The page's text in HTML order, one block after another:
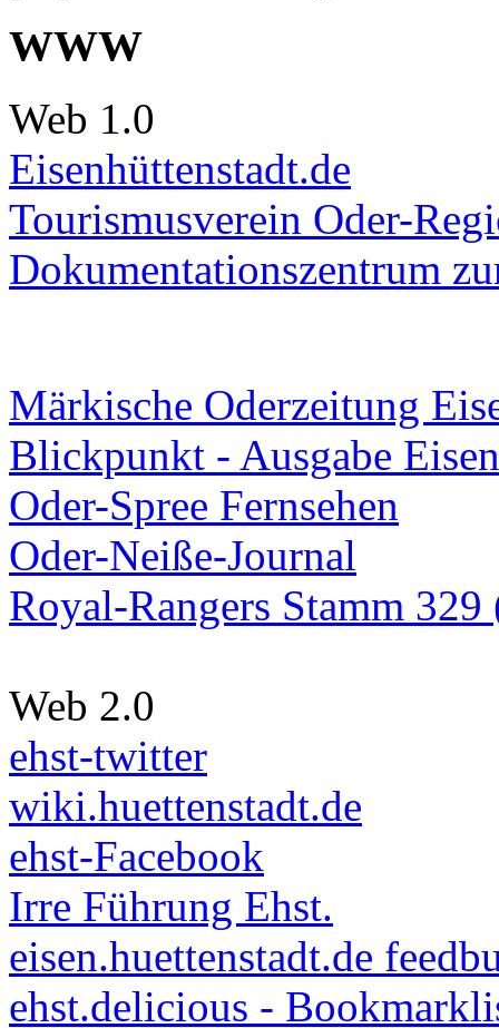
WWW
Web 1.0
Eisenhüttenstadt.de
Tourismusverein Oder-
Dokumentationszentrum
Märkische Oderzeitung
Blickpunkt - Ausgabe
Oder-Spree Fernsehen
Oder-Neiße-Journal
Royal-Rangers Stamm
Web 2.0
ehst-twitter
wiki.huettenstadt.de
ehst-Facebook
Irre Führung Ehst.
eisen.huettenstadt.de
ehst.delicious -